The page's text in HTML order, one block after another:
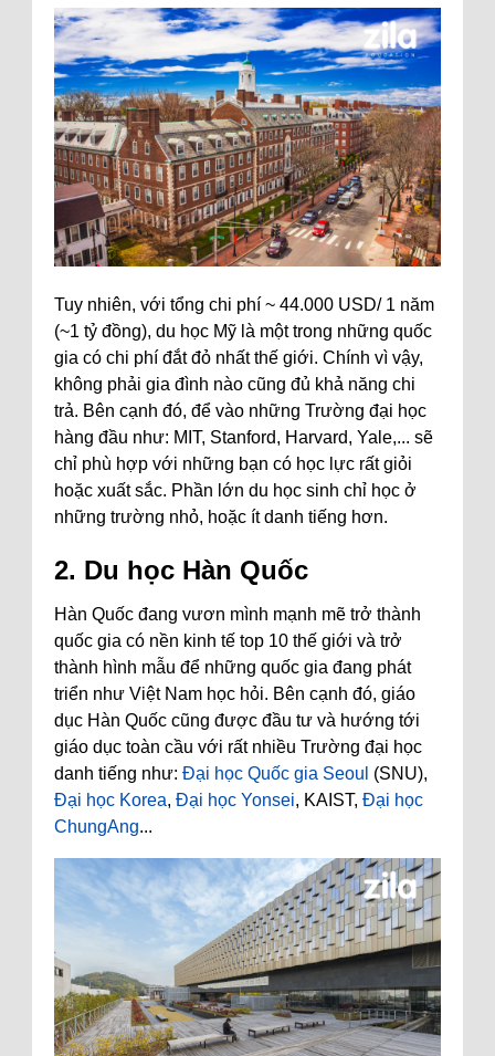
Tuy nhiên, với tổng chi phí ~ 44.000 USD/ 1 năm
(~1 tỷ đồng), du học Mỹ là một trong những quốc
gia có chi phí đắt đỏ nhất thế giới. Chính vì vậy,
không phải gia đình nào cũng đủ khả năng chi
trả. Bên cạnh đó, để vào những Trường đại học
hàng đầu như: MIT, Stanford, Harvard, Yale,... sẽ
chỉ phù hợp với những bạn có học lực rất giỏi
hoặc xuất sắc. Phần lớn du học sinh chỉ học ở
những trường nhỏ, hoặc ít danh tiếng hơn.
2. Du học Hàn Quốc
Hàn Quốc đang vươn mình mạnh mẽ trở thành
quốc gia có nền kinh tế top 10 thế giới và trở
thành hình mẫu để những quốc gia đang phát
triển như Việt Nam học hỏi. Bên cạnh đó, giáo
dục Hàn Quốc cũng được đầu tư và hướng tới
giáo dục toàn cầu với rất nhiều Trường đại học
danh tiếng như: Đại học Quốc gia Seoul (SNU),
Đại học Korea, Đại học Yonsei, KAIST, Đại học
ChungAng...